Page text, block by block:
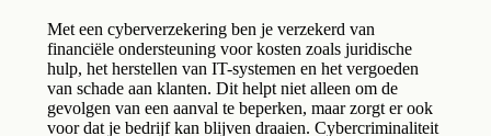
Met een cyberverzekering ben je verzekerd van
financiële ondersteuning voor kosten zoals juridische
hulp, het herstellen van IT-systemen en het vergoeden
van schade aan klanten. Dit helpt niet alleen om de
gevolgen van een aanval te beperken, maar zorgt er ook
voor dat je bedrijf kan blijven draaien. Cybercriminaliteit